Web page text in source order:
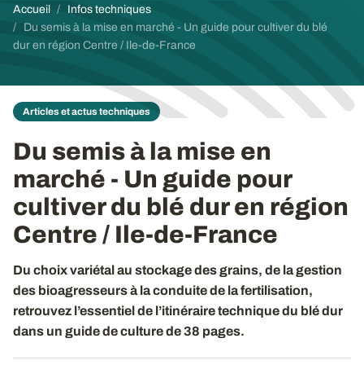
Fil d'Ariane
Accueil
Infos techniques
Du semis à la mise en marché - Un guide pour cultiver du blé
dur en région Centre / Ile-de-France
Articles et actus techniques
Du semis à la mise en
marché - Un guide pour
cultiver du blé dur en région
Centre / Ile-de-France
Du choix variétal au stockage des grains, de la gestion
des bioagresseurs à la conduite de la fertilisation,
retrouvez l’essentiel de l’itinéraire technique du blé dur
dans un guide de culture de 38 pages.